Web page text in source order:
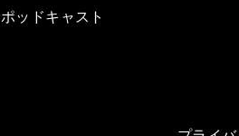
ポッドキャスト